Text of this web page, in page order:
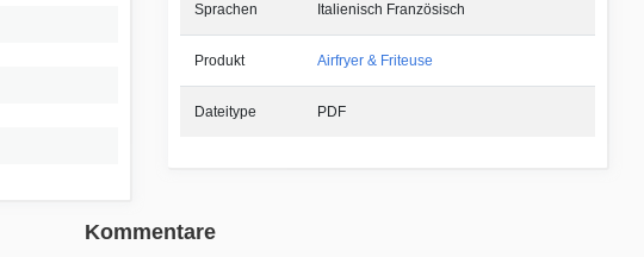
Sprachen
Italienisch Französisch
Produkt Airfryer & Friteuse
Dateitype PDF
Kommentare